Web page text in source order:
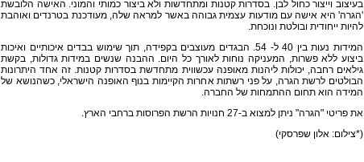
בעיצוב וייצור כחול לבן. בסדרות קטנות ומתחדשות ולא ביצור כמותי והמוני. האישה הלובשת
'הגרה' היא אישה עם מודעות עצמית גבוהה באשר למראה שלה, מעודכנת בטרנדים ואוהבת
להיות ייחודית ובולטת ונוכחת.
המידות נעות בין 40 ל- 54. הבגדים מעוצבים בקפידה, תוך שימוש בבדים איכותיים ואיכות
ביצוע ללא פשרות, המעניקה נוחות לאורך כל היום. ההבנה שנשים במידות גדולות, בקשת
גילאים רחבה, יכולות ליהנות מאופנה עכשווית מתחדשת בסדרות קטנות. זה אחד היתרונות
הבולטים לרשת הגרה, על פני רשתות אחרות הקיימות בנוף האופנה הישראלי, כשהנושא של
המידה הוא תחום ההתמחות של החברה.
את פריטי "הגרה" ניתן למצוא ב-27 חנויות הרשת הפרוסות ברחבי הארץ.
(*צילום: אלון שפרסקי)